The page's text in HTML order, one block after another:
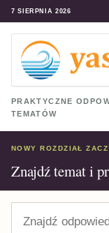
7 SIERPNIA 2026
PRAKTYCZNE
TEMATÓW
NOWY ROZDZIAŁ
Znajdź temat i